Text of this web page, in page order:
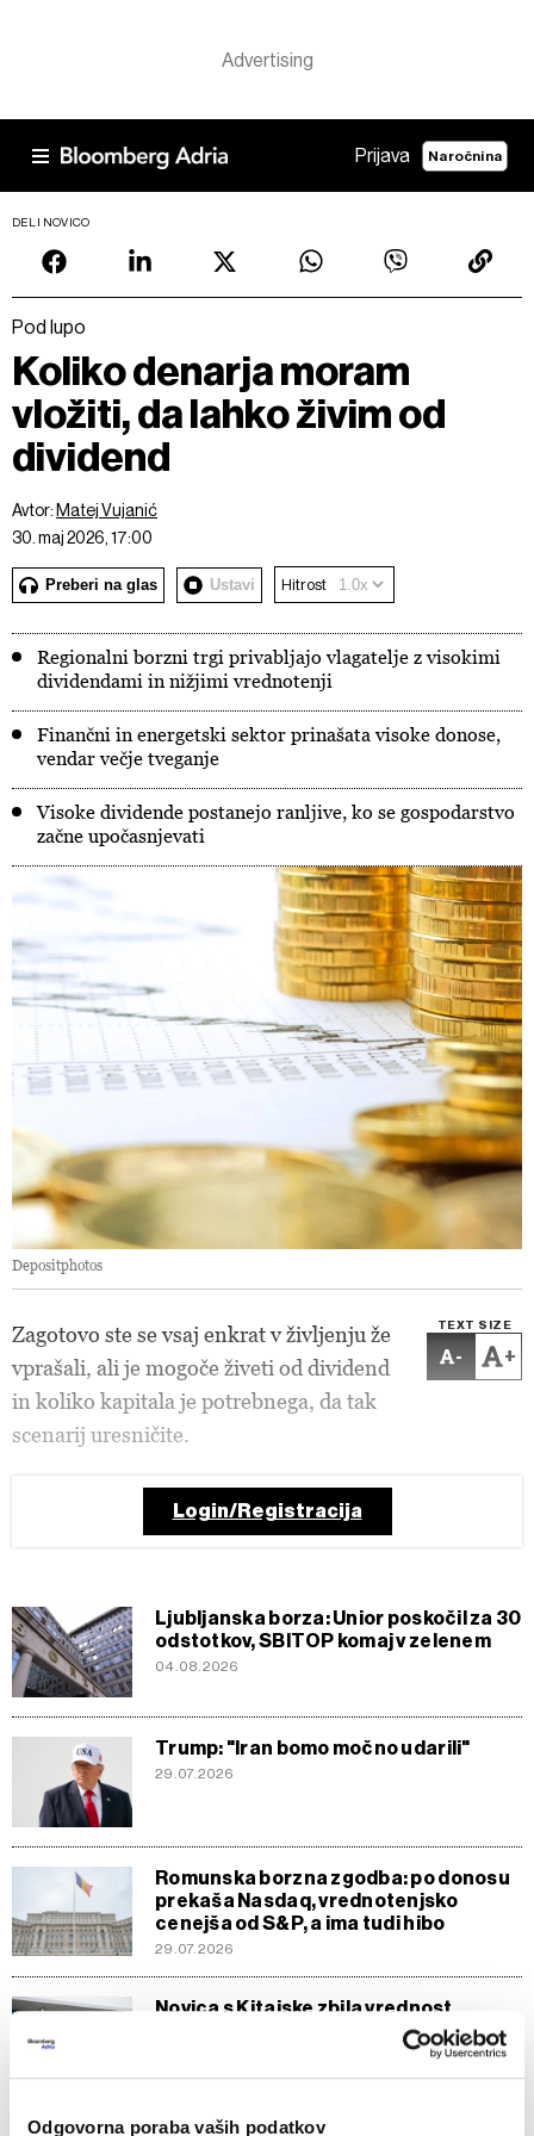
Odgovorna poraba vaših podatkov
Prijava Naročnina
DELI NOVICO
Pod lupo
Koliko denarja moram
vložiti, da lahko živim od
dividend
Avtor: Matej Vujanić
30. maj 2026, 17:00
Preberi na glas Ustavi Hitrost
Regionalni borzni trgi privabljajo vlagatelje z visokimi
dividendami in nižjimi vrednotenji
Finančni in energetski sektor prinašata visoke donose,
vendar večje tveganje
Visoke dividende postanejo ranljive, ko se gospodarstvo
začne upočasnjevati
Depositphotos
TEXT SIZE
- +
Zagotovo ste se vsaj enkrat v življenju že
vprašali, ali je mogoče živeti od dividend
in koliko kapitala je potrebnega, da tak
scenarij uresničite.
Login/Registracija
Ljubljanska borza: Unior poskočil za 30
odstotkov, SBITOP komaj v zelenem
04.08.2026
Trump: "Iran bomo močno udarili"
29.07.2026
Romunska borzna zgodba: po donosu
prekaša Nasdaq, vrednotenjsko
cenejša od S&P, a ima tudi hibo
29.07.2026
Novica s Kitajske zbila vrednost
delnice nizozemske družbe ASML